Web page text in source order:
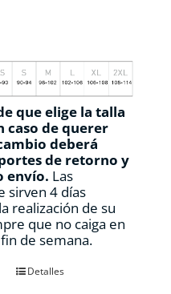
que elige la talla
caso de querer
deberá
de retorno y
envío. Las
sirven 4 días
realización de su
que no caiga en
de semana.
EsteDetalles